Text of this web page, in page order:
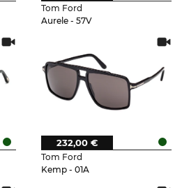
Tom Ford
Aurele - 57V
Tom Ford
Kemp - 01A
232,00 €